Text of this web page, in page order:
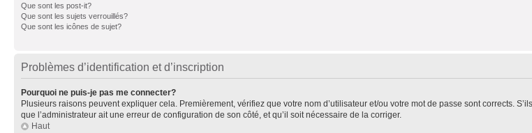
Que sont les post-it?
Que sont les sujets verrouillés?
Que sont les icônes de sujet?
Problèmes d’identification et d’inscription
Pourquoi ne puis-je pas me connecter?
Plusieurs raisons peuvent expliquer cela. Premièrement, vérifiez que votre nom d’utilisateur et/ou votre mot de passe sont corrects.
que l’administrateur ait une erreur de configuration de son côté, et qu’il soit nécessaire de la corriger.
Haut